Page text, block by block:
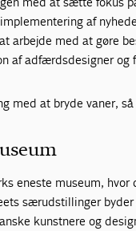
af
arbejde med at gøre
af adfærdsdesigner og
med at bryde vaner,
eneste museum,
særudstillinger
kunstnere og